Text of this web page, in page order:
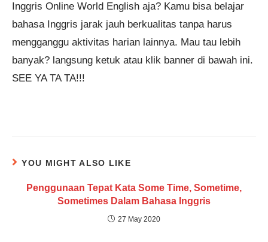
Inggris Online World English aja? Kamu bisa belajar
bahasa Inggris jarak jauh berkualitas tanpa harus
mengganggu aktivitas harian lainnya. Mau tau lebih
banyak? langsung ketuk atau klik banner di bawah ini.
SEE YA TA TA!!!
YOU MIGHT ALSO LIKE
Penggunaan Tepat Kata Some Time, Sometime,
Sometimes Dalam Bahasa Inggris
27 May 2020